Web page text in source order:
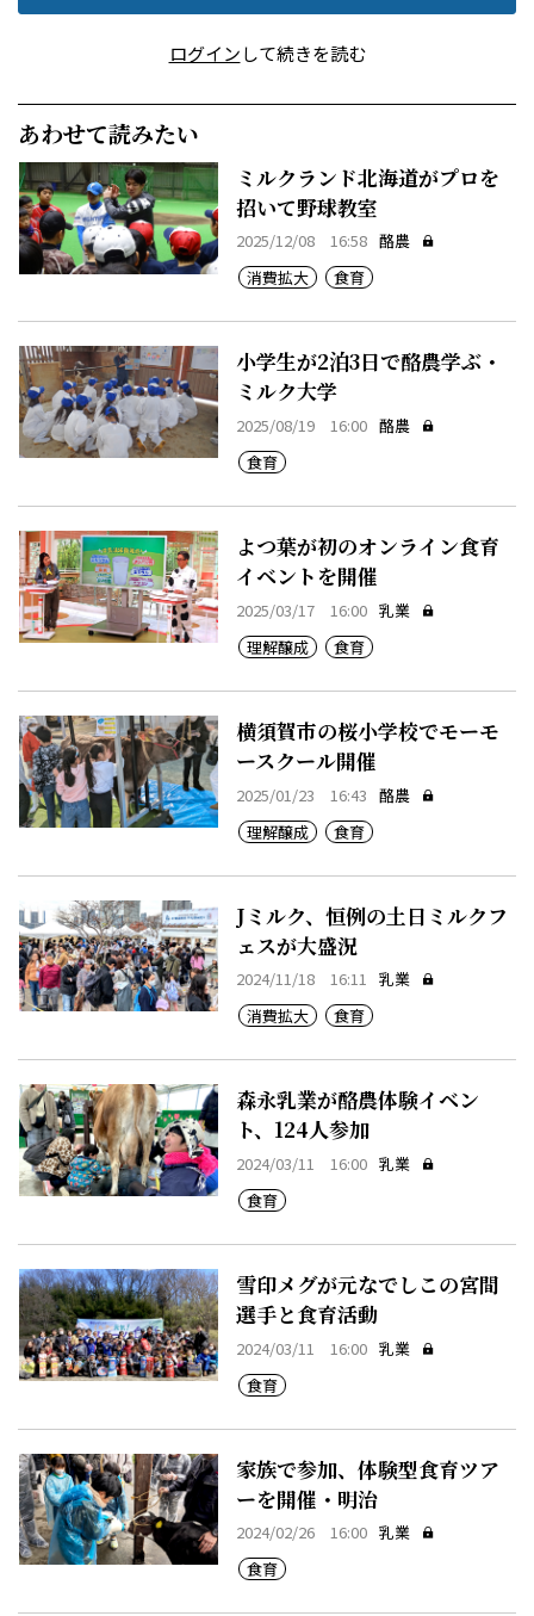
ログインして続きを読む
あわせて読みたい
ミルクランド北海道がプロを
招いて野球教室
2025/12/08 16:58 酪農
消費拡大
食育
小学生が2泊3日で酪農学ぶ・
ミルク大学
2025/08/19 16:00 酪農
食育
よつ葉が初のオンライン食育
イベントを開催
2025/03/17 16:00 乳業
理解醸成
食育
横須賀市の桜小学校でモーモ
ースクール開催
2025/01/23 16:43 酪農
理解醸成
食育
Jミルク、恒例の土日ミルクフ
ェスが大盛況
2024/11/18 16:11 乳業
消費拡大
食育
森永乳業が酪農体験イベン
ト、124人参加
2024/03/11 16:00 乳業
食育
雪印メグが元なでしこの宮間
選手と食育活動
2024/03/11 16:00 乳業
食育
家族で参加、体験型食育ツア
ーを開催・明治
2024/02/26 16:00 乳業
食育